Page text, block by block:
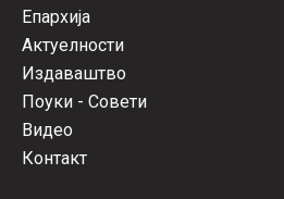
Епархија
Актуелности
Издаваштво
Поуки - Совети
Видео
Контакт